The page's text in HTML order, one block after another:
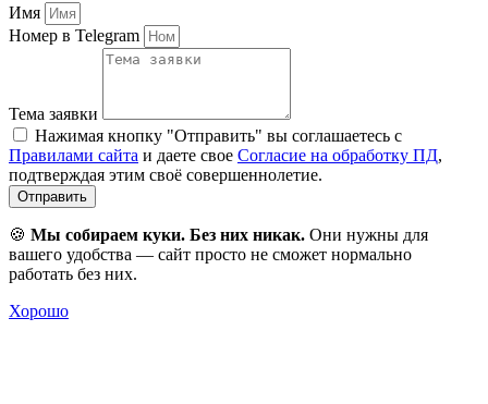
Имя
Номер в Telegram
Тема заявки
Нажимая кнопку "Отправить" вы соглашаетесь с
Правилами сайта и даете свое Согласие на обработку ПД,
подтверждая этим своё совершеннолетие.
Отправить
🍪 Мы собираем куки. Без них никак. Они нужны для
вашего удобства — сайт просто не сможет нормально
работать без них.
Хорошо